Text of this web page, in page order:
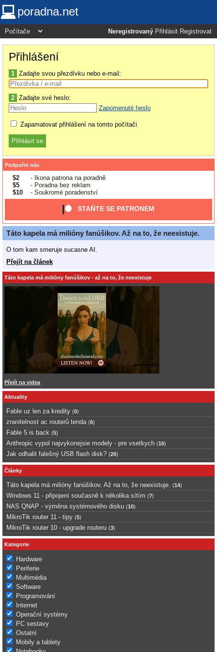
poradna.net
Neregistrovaný Přihlásit Registrovat
Přihlášení
1 Zadajte svou přezdívku nebo e-mail:
2 Zadajte své heslo:
Zapomenuté heslo
Zapamatovat přihlášení na tomto počítači
Podpořte nás
$2
- Ikona patrona na poradně
$5
- Poradna bez reklam
$10
- Soukromé poradenství
STAŇTE SE PATRONEM
Táto kapela má milióny fanúšikov. Až na to, že neexistuje.
O tom kam smeruje sucasne AI.
Přejít na článek
Táto kapela má milióny fanúšikov - až na to, že neexistuje
Přejít na videa
Aktuality
Fable uz len za kredity (0)
zranitelnost ac routerů tenda (6)
Fable 5 is back (5)
Anthropic vypol najvykonejsie modely - pre vsetkych (16)
Jak odhalit falešný USB flash disk? (20)
Články
Táto kapela má milióny fanúšikov. Až na to, že neexistuje. (14)
Windows 11 - připojení současně k několika sítím (7)
NAS QNAP - výměna systémového disku (10)
MikroTik router 11 - tipy (5)
MikroTik router 10 - upgrade routeru (3)
Kategorie
Hardware
Periferie
Multimédia
Software
Programování
Internet
Operační systémy
PC sestavy
Ostatní
Mobily a tablety